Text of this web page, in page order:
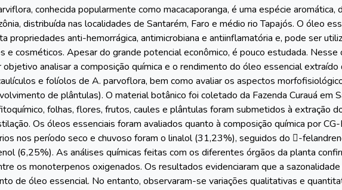
conhecida popularmente como macacaporanga, é uma espécie aromática,
distribuída nas localidades de Santarém, Faro e médio rio Tapajós. O óleo
propriedades anti-hemorrágica, antimicrobiana e antiinflamatória e, pode ser
e cosméticos. Apesar do grande potencial econômico, é pouco estudada.
analisar a composição química e o rendimento do óleo essencial
e folíolos de A. parvoflora, bem como avaliar os aspectos
de plântulas). O material botânico foi coletado da Fazenda Curauá em
folhas, flores, frutos, caules e plântulas foram submetidos à extração
Os óleos essenciais foram avaliados quanto à composição química por
nos período seco e chuvoso foram o linalol (31,23%), seguidos do -
(6,25%). As análises químicas feitas com os diferentes órgãos da planta
os monoterpenos oxigenados. Os resultados evidenciaram que a
de óleo essencial. No entanto, observaram-se variações qualitativas e